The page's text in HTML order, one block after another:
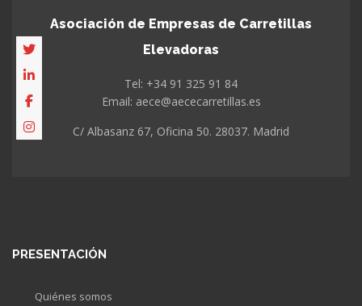
Asociación de Empresas de Carretillas
Elevadoras
Tel: +34 91 325 91 84
Email: aece@aececarretillas.es
C/ Albasanz 67, Oficina 50. 28037. Madrid
PRESENTACIÓN
Quiénes somos